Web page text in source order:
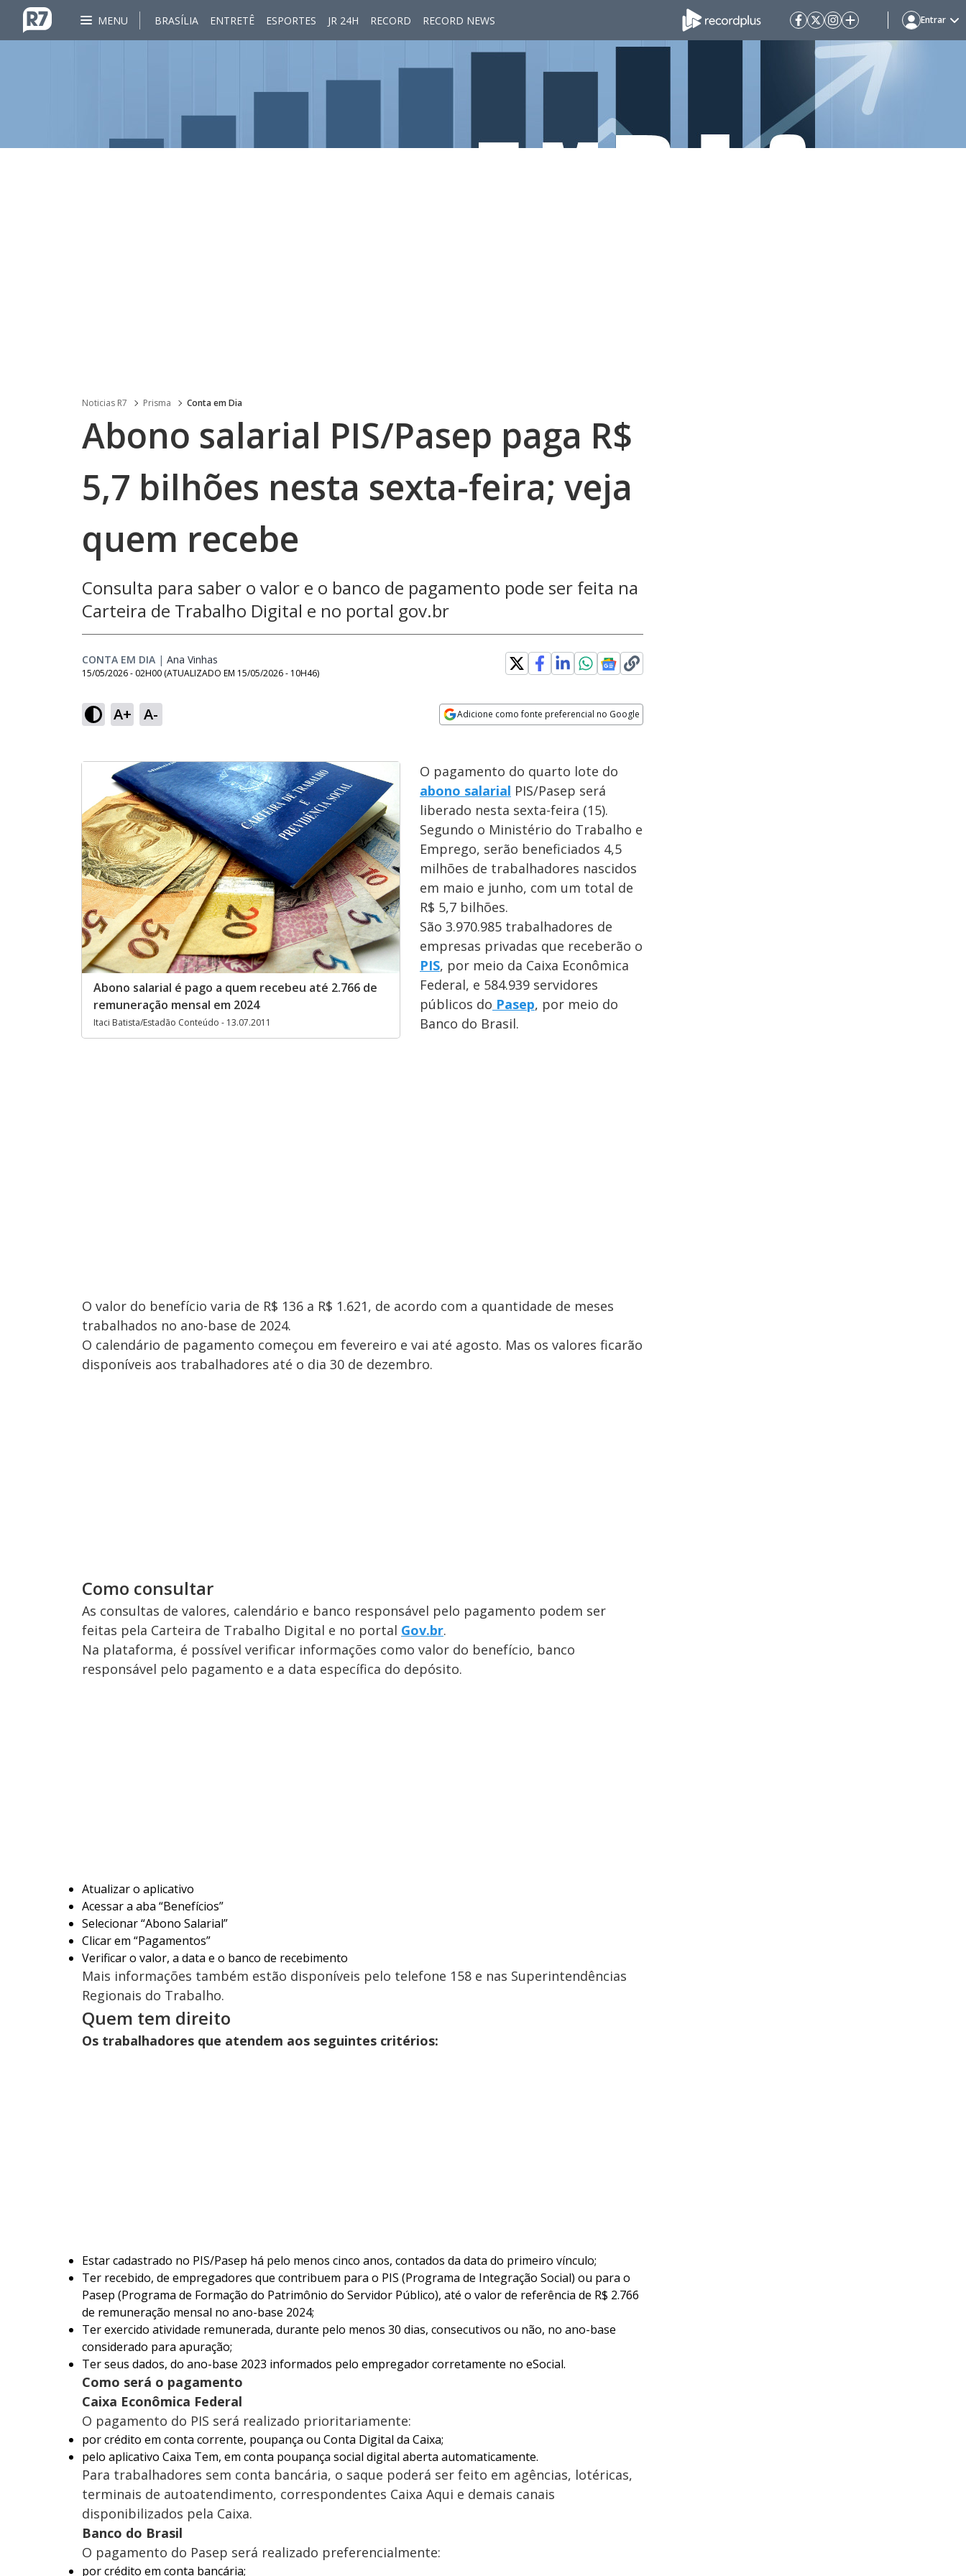
MENU BRASÍLIA ENTRETÊ ESPORTES JR 24H RECORD RECORD NEWS Entrar
Noticias R7 Prisma Conta em Dia
Abono salarial PIS/Pasep paga R$
5,7 bilhões nesta sexta-feira; veja
quem recebe
Consulta para saber o valor e o banco de pagamento pode ser feita na
Carteira de Trabalho Digital e no portal gov.br
CONTA EM DIA | Ana Vinhas
15/05/2026 - 02H00 (ATUALIZADO EM 15/05/2026 - 10H46)
A+ A- Adicione como fonte preferencial no Google
Abono salarial é pago a quem recebeu até 2.766 de
remuneração mensal em 2024
Itaci Batista/Estadão Conteúdo - 13.07.2011
O pagamento do quarto lote do
abono salarial PIS/Pasep será
liberado nesta sexta-feira (15).
Segundo o Ministério do Trabalho e
Emprego, serão beneficiados 4,5
milhões de trabalhadores nascidos
em maio e junho, com um total de
R$ 5,7 bilhões.
São 3.970.985 trabalhadores de
empresas privadas que receberão o
PIS, por meio da Caixa Econômica
Federal, e 584.939 servidores
públicos do Pasep, por meio do
Banco do Brasil.
O valor do benefício varia de R$ 136 a R$ 1.621, de acordo com a quantidade de meses
trabalhados no ano-base de 2024.
O calendário de pagamento começou em fevereiro e vai até agosto. Mas os valores ficarão
disponíveis aos trabalhadores até o dia 30 de dezembro.
Como consultar
As consultas de valores, calendário e banco responsável pelo pagamento podem ser
feitas pela Carteira de Trabalho Digital e no portal Gov.br.
Na plataforma, é possível verificar informações como valor do benefício, banco
responsável pelo pagamento e a data específica do depósito.
Atualizar o aplicativo
Acessar a aba “Benefícios”
Selecionar “Abono Salarial”
Clicar em “Pagamentos”
Verificar o valor, a data e o banco de recebimento
Mais informações também estão disponíveis pelo telefone 158 e nas Superintendências
Regionais do Trabalho.
Quem tem direito
Os trabalhadores que atendem aos seguintes critérios:
Estar cadastrado no PIS/Pasep há pelo menos cinco anos, contados da data do primeiro vínculo;
Ter recebido, de empregadores que contribuem para o PIS (Programa de Integração Social) ou para o
Pasep (Programa de Formação do Patrimônio do Servidor Público), até o valor de referência de R$ 2.766
de remuneração mensal no ano-base 2024;
Ter exercido atividade remunerada, durante pelo menos 30 dias, consecutivos ou não, no ano-base
considerado para apuração;
Ter seus dados, do ano-base 2023 informados pelo empregador corretamente no eSocial.
Como será o pagamento
Caixa Econômica Federal
O pagamento do PIS será realizado prioritariamente:
por crédito em conta corrente, poupança ou Conta Digital da Caixa;
pelo aplicativo Caixa Tem, em conta poupança social digital aberta automaticamente.
Para trabalhadores sem conta bancária, o saque poderá ser feito em agências, lotéricas,
terminais de autoatendimento, correspondentes Caixa Aqui e demais canais
disponibilizados pela Caixa.
Banco do Brasil
O pagamento do Pasep será realizado preferencialmente:
por crédito em conta bancária;